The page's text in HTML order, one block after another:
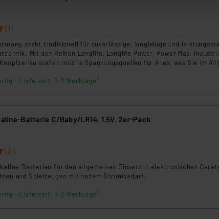
Rechtmäßigkeit der Speicherung, Abrufung und
nicht längerfristig gespeichert werden und dieses
personenbezogene Daten in den USA. Ihre Einwilligung zur
ggf. auch die Verarbeitung Ihrer Daten in den USA gemäß
der EU. Dies bedeutet, dass die USA
Dienstleistern stützt sich auf die
Beurteilung der mit der Datenübermittlung, insbesondere
(1)
steht traditionell für zuverlässige, langlebige und
Mit den Reihen Longlife, Longlife Power, Power Max,
stehen mobile Spannungsquellen für Alles, was Sie im
für stromarme Anwendungen.
- Lieferzeit: 1-2 Werktage²
Batterie C/Baby/LR14, 1,5V, 2er-Pack
(2)
Batterien für den allgemeinen Einsatz in elektronischen
und Spielzeugen mit hohem Strombedarf.
- Lieferzeit: 1-2 Werktage²